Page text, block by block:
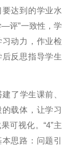
达到的学业水
评”一致性，学
动力，作业检
反思指导学生
了学生课前、
载体，让学习
可视化。“4”主
思路：问题引